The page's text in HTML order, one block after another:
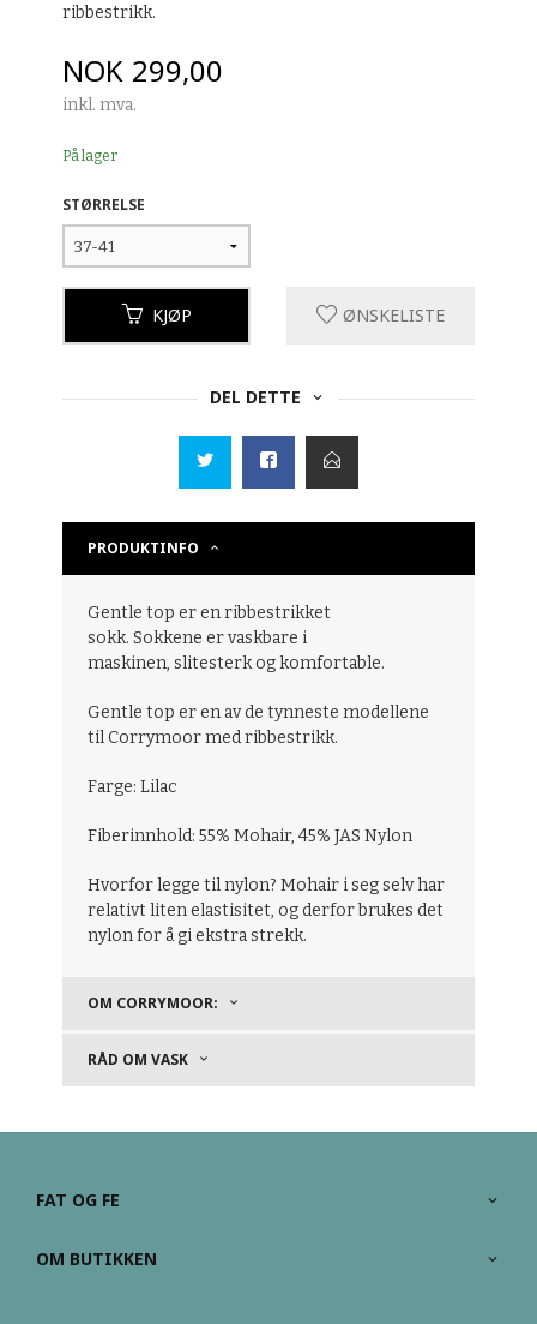
ribbestrikk.
Pris
NOK 299,00
inkl. mva.
På lager
STØRRELSE
KJØP ØNSKELISTE
DEL DETTE
PRODUKTINFO
Gentle top er en ribbestrikket
sokk. Sokkeneer vaskbare i
maskinen, slitesterk og komfortable.
Gentle top er en av de tynneste modellene
til Corrymoor med ribbestrikk.
Farge: Lilac
Fiberinnhold: 55% Mohair, 45% JAS Nylon
Hvorfor legge til nylon? Mohair i seg selv har
relativt liten elastisitet, og derfor brukes det
nylon for å gi ekstra strekk.
OM CORRYMOOR:
RÅD OM VASK
FAT OG FE
OM BUTIKKEN